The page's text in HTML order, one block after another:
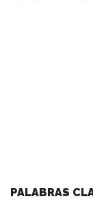
PALABRAS